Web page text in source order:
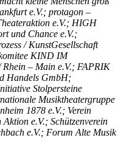
e.V.; protagon –
e.V.; HIGH
und Chance e.V.;
/ KunstGesellschaft
KIND IM
– Main e.V.; FAPRIK
Handels GmbH;
Stolpersteine
Musiktheatergruppe
1878 e.V.; Verein
e.V.; Schützenverein
e.V.; Forum Alte Musik